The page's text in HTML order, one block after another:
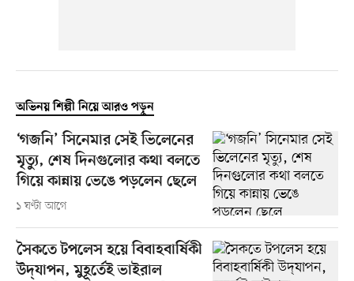
অভিনয় শিল্পী নিয়ে আরও পড়ুন
‘গজনি’ সিনেমার সেই ভিলেনের
মৃত্যু, শেষ দিনগুলোর কথা বলতে
গিয়ে কান্নায় ভেঙে পড়লেন ছেলে
১ ঘণ্টা আগে
সৈকতে টপলেস হয়ে বিবাহবার্ষিকী
উদ্‌যাপন, মুহূর্তেই ভাইরাল